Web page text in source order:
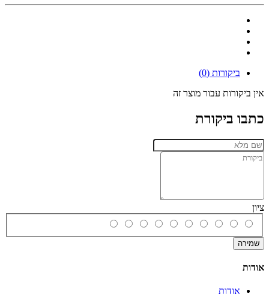
ביקורות (0)
אין ביקורות עבור מוצר זה
כתבו ביקורת
ציון
שמירה
אודות
אודות